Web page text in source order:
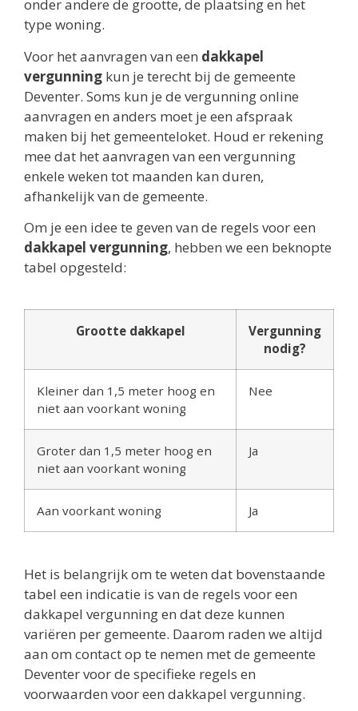
onder andere de grootte, de plaatsing en het
type woning.
Voor het aanvragen van een dakkapel
vergunning kun je terecht bij de gemeente
Deventer. Soms kun je de vergunning online
aanvragen en anders moet je een afspraak
maken bij het gemeenteloket. Houd er rekening
mee dat het aanvragen van een vergunning
enkele weken tot maanden kan duren,
afhankelijk van de gemeente.
Om je een idee te geven van de regels voor een
dakkapel vergunning, hebben we een beknopte
tabel opgesteld:
Grootte dakkapel
Vergunning
nodig?
Kleiner dan 1,5 meter hoog en
niet aan voorkant woning
Nee
Groter dan 1,5 meter hoog en
niet aan voorkant woning
Ja
Aan voorkant woning Ja
Het is belangrijk om te weten dat bovenstaande
tabel een indicatie is van de regels voor een
dakkapel vergunning en dat deze kunnen
variëren per gemeente. Daarom raden we altijd
aan om contact op te nemen met de gemeente
Deventer voor de specifieke regels en
voorwaarden voor een dakkapel vergunning.